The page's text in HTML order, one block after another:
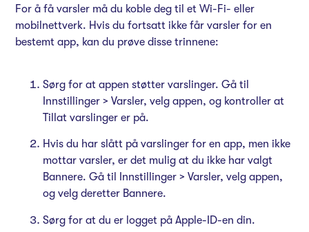
For å få varsler må du koble deg til et Wi-Fi- eller
mobilnettverk. Hvis du fortsatt ikke får varsler for en
bestemt app, kan du prøve disse trinnene:
Sørg for at appen støtter varslinger. Gå til
Innstillinger > Varsler, velg appen, og kontroller at
Tillat varslinger er på.
Hvis du har slått på varslinger for en app, men ikke
mottar varsler, er det mulig at du ikke har valgt
Bannere. Gå til Innstillinger > Varsler, velg appen,
og velg deretter Bannere.
Sørg for at du er logget på Apple-ID-en din.